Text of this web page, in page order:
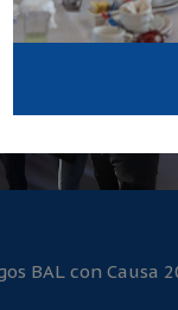
BAL con Causa